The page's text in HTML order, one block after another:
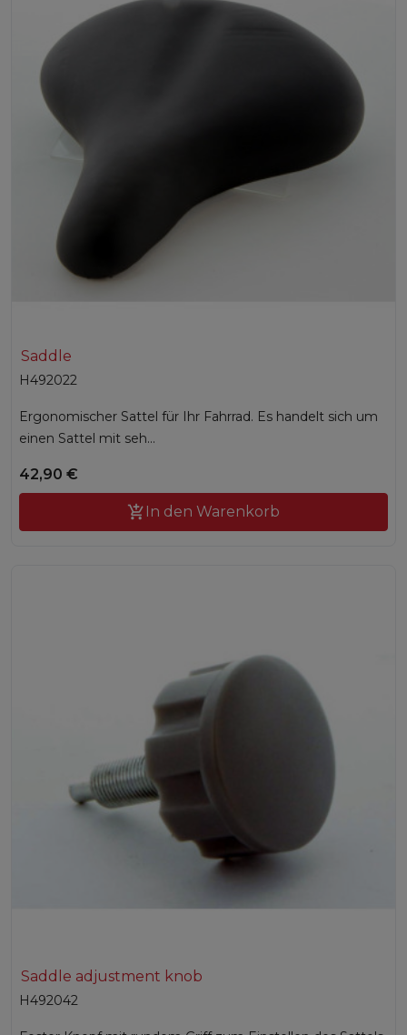
Saddle
H492022
Ergonomischer Sattel für Ihr Fahrrad. Es handelt sich um
einen Sattel mit seh...
42,90 €
 In den Warenkorb
Saddle adjustment knob
H492042